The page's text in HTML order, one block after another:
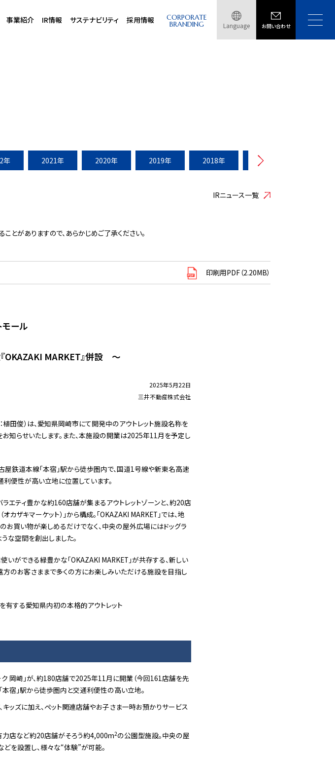
事業紹介 IR情報 サステナビリティ 採用情報 CORPORATE
BRANDING Language お問い合わせ
年 2021年 2020年 2019年 2018年 2017年
IRニュース一覧
とがありますので、あらかじめご了承ください。
印刷用PDF（2.20MB）
モール
OKAZAKI MARKET』併設 ～
2025年5月22日
三井不動産株式会社
田俊）は、愛知県岡崎市にて開発中のアウトレット施設名称を
お知らせいたします。また、本施設の開業は2025年11月を予定し
鉄道本線「本宿」駅から徒歩圏内で、国道1号線や新東名高速
利便性が高い立地に位置しています。
エティ豊かな約160店舗が集まるアウトレットゾーンと、約20店
ザキマーケット）」から構成。「OKAZAKI MARKET」では、地
買い物が楽しめるだけでなく、中央の屋外広場にはドッグラ
な空間を創出しました。
いができる緑豊かな「OKAZAKI MARKET」が共存する、新しい
方のお客さままで多くの方にお楽しみいただける施設を目指し
有する愛知県内初の本格的アウトレット
岡崎」が、約180店舗で2025年11月に開業（今回161店舗を先
本宿」駅から徒歩圏内と交通利便性の高い立地。
キッズに加え、ペット関連店舗やお子さま一時お預かりサービス
⼒店など約20店舗がそろう約4,000m2の公園型施設。中央の屋
どを設置し、様々な“体験”が可能。